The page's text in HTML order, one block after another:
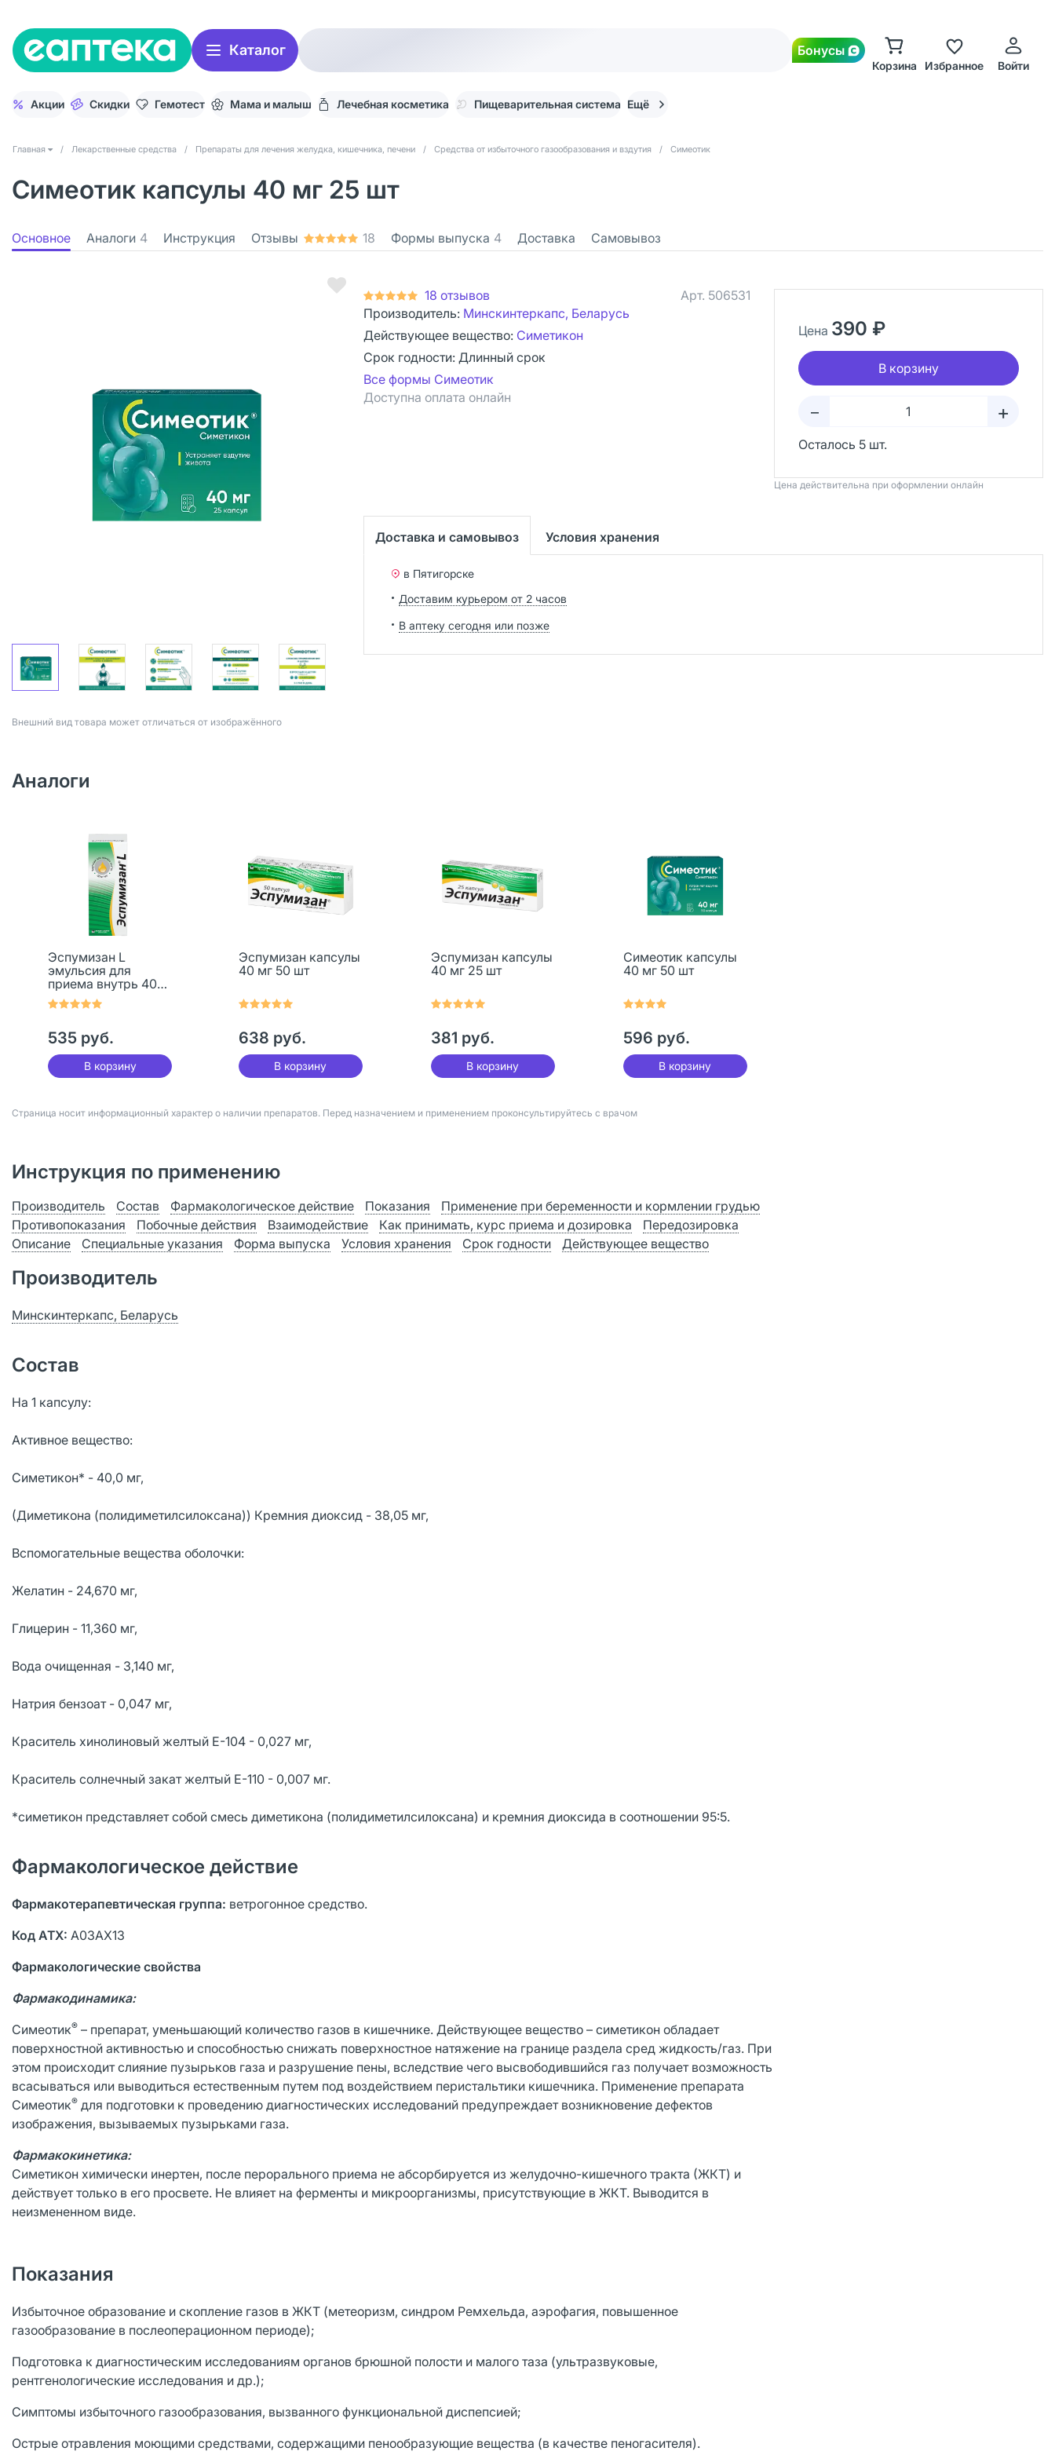
Каталог Бонусы
Корзина Избранное Войти
Акции Скидки Гемотест Мама и малыш Лечебная косметика Пищеварительная система Ещё
Главная / Лекарственные средства / Препараты для лечения желудка, кишечника, печени / Средства от избыточного газообразования и вздутия / Симеотик
Симеотик капсулы 40 мг 25 шт
Основное Аналоги 4 Инструкция Отзывы 18 Формы выпуска 4 Доставка Самовывоз
Bнешний вид товара может отличаться от изображённого
18 отзывов Арт. 506531
Производитель: Минскинтеркапс, Беларусь
Действующее вещество: Симетикон
Срок годности: Длинный срок
Все формы Симеотик
Доступна оплата онлайн
Цена 390 ₽
В корзину
– +
Осталось 5 шт.
Цена действительна при оформлении онлайн
Доставка и самовывоз Условия хранения
в Пятигорске
Доставим курьером от 2 часов
В аптеку сегодня или позже
Аналоги
Эспумизан L
эмульсия для
приема внутрь 40
мг/мл 30 мл 1 шт
535 руб.
В корзину
Эспумизан капсулы
40 мг 50 шт
638 руб.
В корзину
Эспумизан капсулы
40 мг 25 шт
381 руб.
В корзину
Симеотик капсулы
40 мг 50 шт
596 руб.
В корзину
Страница носит информационный характер о наличии препаратов. Перед назначением и применением проконсультируйтесь с врачом
Инструкция по применению
Производитель Состав Фармакологическое действие Показания
Применение при беременности и кормлении грудью
Противопоказания
Побочные действия Взаимодействие Как принимать, курс приема и дозировка
Передозировка
Описание
Специальные указания Форма выпуска Условия хранения Срок годности Действующее вещество
Производитель
Минскинтеркапс, Беларусь
Состав
На 1 капсулу:
Активное вещество:
Симетикон* - 40,0 мг,
(Диметикона (полидиметилсилоксана)) Кремния диоксид - 38,05 мг,
Вспомогательные вещества оболочки:
Желатин - 24,670 мг,
Глицерин - 11,360 мг,
Вода очищенная - 3,140 мг,
Натрия бензоат - 0,047 мг,
Краситель хинолиновый желтый Е-104 - 0,027 мг,
Краситель солнечный закат желтый Е-110 - 0,007 мг.
*симетикон представляет собой смесь диметикона (полидиметилсилоксана) и кремния диоксида в соотношении 95:5.
Фармакологическое действие
Фармакотерапевтическая группа: ветрогонное средство.
Код АТХ: A03AX13
Фармакологические свойства
Фармакодинамика:
Симеотик® – препарат, уменьшающий количество газов в кишечнике. Действующее вещество – симетикон обладает
поверхностной активностью и способностью снижать поверхностное натяжение на границе раздела сред жидкость/газ. При
этом происходит слияние пузырьков газа и разрушение пены, вследствие чего высвободившийся газ получает возможность
всасываться или выводиться естественным путем под воздействием перистальтики кишечника. Применение препарата
Симеотик® для подготовки к проведению диагностических исследований предупреждает возникновение дефектов
изображения, вызываемых пузырьками газа.
Фармакокинетика:
Симетикон химически инертен, после перорального приема не абсорбируется из желудочно-кишечного тракта (ЖКТ) и
действует только в его просвете. Не влияет на ферменты и микроорганизмы, присутствующие в ЖКТ. Выводится в
неизмененном виде.
Показания
Избыточное образование и скопление газов в ЖКТ (метеоризм, синдром Ремхельда, аэрофагия, повышенное
газообразование в послеоперационном периоде);
Подготовка к диагностическим исследованиям органов брюшной полости и малого таза (ультразвуковые,
рентгенологические исследования и др.);
Симптомы избыточного газообразования, вызванного функциональной диспепсией;
Острые отравления моющими средствами, содержащими пенообразующие вещества (в качестве пеногасителя).